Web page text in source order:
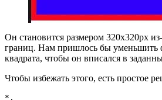
Он становится размером 320x320px
границ. Нам пришлось бы уменьшить
квадрата, чтобы он вписался в
Чтобы избежать этого, есть простое
*,